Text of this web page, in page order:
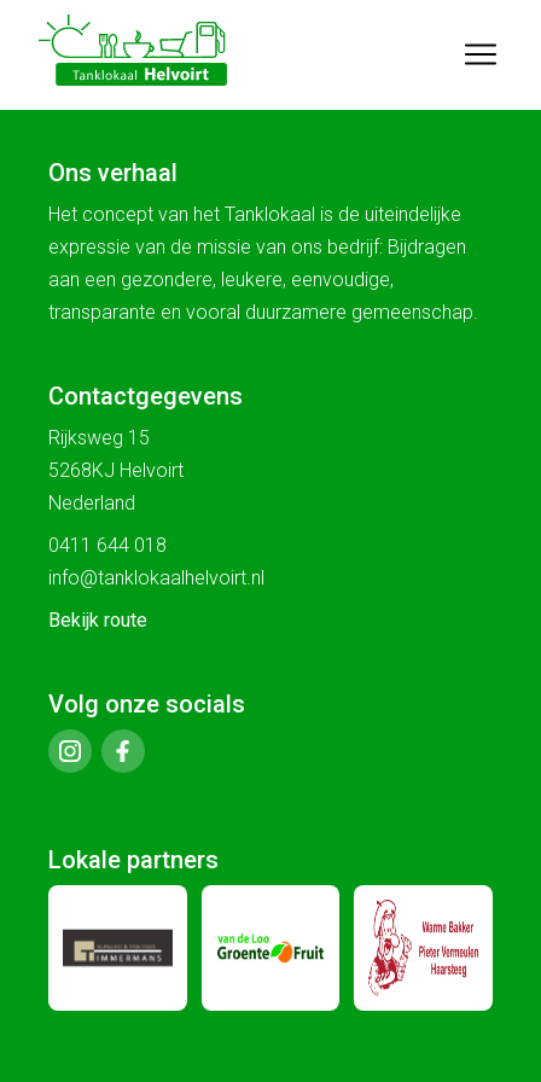
Ons verhaal
Het concept van het Tanklokaal is de uiteindelijke
expressie van de missie van ons bedrijf: Bijdragen
aan een gezondere, leukere, eenvoudige,
transparante en vooral duurzamere gemeenschap.
Contactgegevens
Rijksweg 15
5268KJ Helvoirt
Nederland
0411 644 018
info@tanklokaalhelvoirt.nl
Bekijk route
Volg onze socials
Lokale partners